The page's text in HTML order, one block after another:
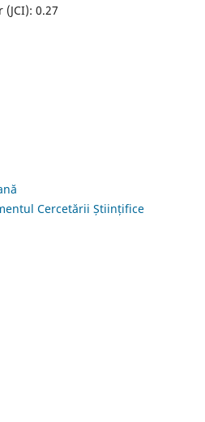
0.27
Cercetării Științifice